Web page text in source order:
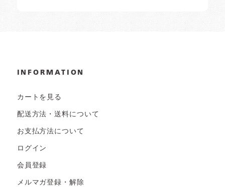
INFORMATION
カートを見る
配送方法・送料について
お支払方法について
ログイン
会員登録
メルマガ登録・解除